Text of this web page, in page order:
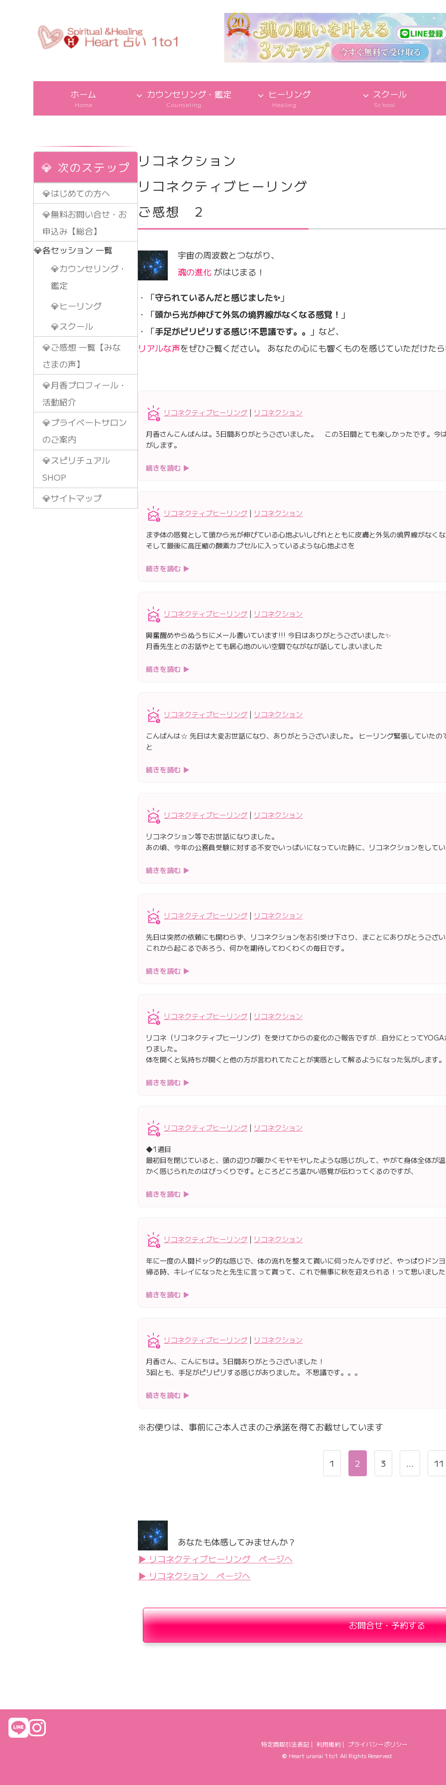
ホーム
Home
カウンセリング・鑑定
Counseling
ヒーリング
Healing
スクール
School
リコネクション
リコネクティブヒーリング
ご感想 2
宇宙の周波数とつながり、
魂の進化 がはじまる！
・「守られているんだと感じました✨ 」
・「頭から光が伸びて外気の境界線がなくなる感覚！ 」
・「手足がピリピリする感じ!不思議です。。
」など、
リアルな声をぜひご覧ください。 あなたの心にも響くものを感じていただけた
リコネクティブヒーリング | リコネクション
月香さんこんばんは。3日間ありがとうございました。 この3日間とても楽しかったです。今
がします。
続きを読む ▶
リコネクティブヒーリング | リコネクション
まず体の感覚として頭から光が伸びている心地よいしびれとともに皮膚と外気の境界線がなく
そして最後に高圧縮の酸素カプセルに入っているような心地よさを
続きを読む ▶
リコネクティブヒーリング | リコネクション
興奮醒めやらぬうちにメール書いています!!! 今日はありがとうございました✨
月香先生とのお話やとても居心地のいい空間でながなが話してしまいました
続きを読む ▶
リコネクティブヒーリング | リコネクション
こんばんは☆ 先日は大変お世話になり、ありがとうございました。 ヒーリング緊張していた
と
続きを読む ▶
リコネクティブヒーリング | リコネクション
リコネクション等でお世話になりました。
あの頃、今年の公務員受験に対する不安でいっぱいになっていた時に、リコネクションをして
続きを読む ▶
リコネクティブヒーリング | リコネクション
先日は突然の依頼にも関わらず、リコネクションをお引受け下さり、まことにありがとうござ
これから起こるであろう、何かを期待してわくわくの毎日です。
続きを読む ▶
リコネクティブヒーリング | リコネクション
リコネ（リコネクティブヒーリング）を受けてからの変化のご報告ですが…自分にとって
りました。
体を開くと気持ちが開くと他の方が言われてたことが実感として解るようになった気がします。
続きを読む ▶
リコネクティブヒーリング | リコネクション
◆1通目
最初目を閉じていると、頭の辺りが暖かくモヤモヤしたような感じがして、やがて身体全体が
かく感じられたのはびっくりです。ところどころ温かい感覚が伝わってくるのですが、
続きを読む ▶
リコネクティブヒーリング | リコネクション
年に一度の人間ドック的な感じで、体の流れを整えて貰いに伺ったんですけど、やっぱりドン
帰る時、キレイになったと先生に言って貰って、これで無事に秋を迎えられる！って思いまし
続きを読む ▶
リコネクティブヒーリング | リコネクション
月香さん、こんにちは。3日間ありがとうございました！
3回とも、手足がピリピリする感じがありました。 不思議です。。。
続きを読む ▶
※お便りは、事前にご本人さまのご承諾を得てお載せしています
1 2 3 … 11
あなたも体感してみませんか？
▶ リコネクティブヒーリング ページへ
▶ リコネクション ページへ
お問合せ・予約する
💎 次のステップ
💎はじめての方へ
💎無料お問い合せ・お
申込み【総合】
💎各セッション 一覧
💎カウンセリング・
鑑定
💎ヒーリング
💎スクール
💎ご感想 一覧【みな
さまの声】
💎月香プロフィール・
活動紹介
💎プライベートサロン
のご案内
💎スピリチュアル
SHOP
💎サイトマップ
特定商取引法表記 ｜ 利用規約 ｜ プライバシーポリシー
© Heart uranai 1to1 All Rights Reserved.